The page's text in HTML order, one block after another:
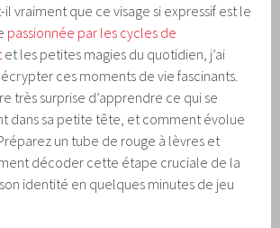
il vraiment que ce visage si expressif est le
passionnée par les cycles de
et les petites magies du quotidien, j’ai
ces moments de vie fascinants.
très surprise d’apprendre ce qui se
dans sa petite tête, et comment évolue
un tube de rouge à lèvres et
décoder cette étape cruciale de la
identité en quelques minutes de jeu